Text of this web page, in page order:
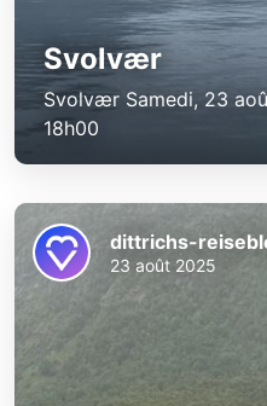
Svolvær
Svolvær Samedi, 23
18h00
dittrichs-
23 août 2025